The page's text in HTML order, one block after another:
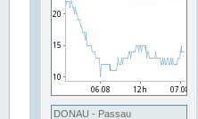
DONAU - Passau